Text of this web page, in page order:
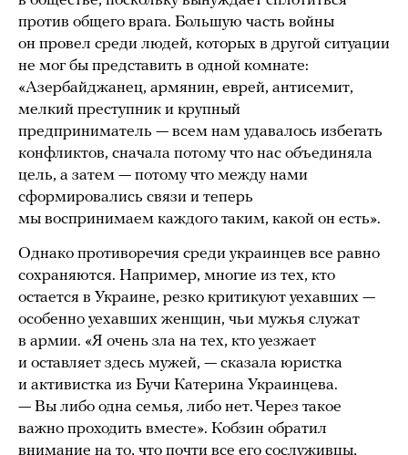
против общего врага. Большую часть войны
он провел среди людей, которых в другой ситуации
не мог бы представить в одной комнате:
«Азербайджанец, армянин, еврей, антисемит,
мелкий преступник и крупный
предприниматель — всем нам удавалось избегать
конфликтов, сначала потому что нас объединяла
цель, а затем — потому что между нами
сформировались связи и теперь
мы воспринимаем каждого таким, какой он есть».
Однако противоречия среди украинцев все равно
сохраняются. Например, многие из тех, кто
остается в Украине, резко критикуют уехавших —
особенно уехавших женщин, чьи мужья служат
в армии. «Я очень зла на тех, кто уезжает
и оставляет здесь мужей, — сказала юристка
и активистка из Бучи Катерина Украинцева.
— Вы либо одна семья, либо нет. Через такое
важно проходить вместе». Кобзин обратил
внимание на то, что почти все его сослуживцы,